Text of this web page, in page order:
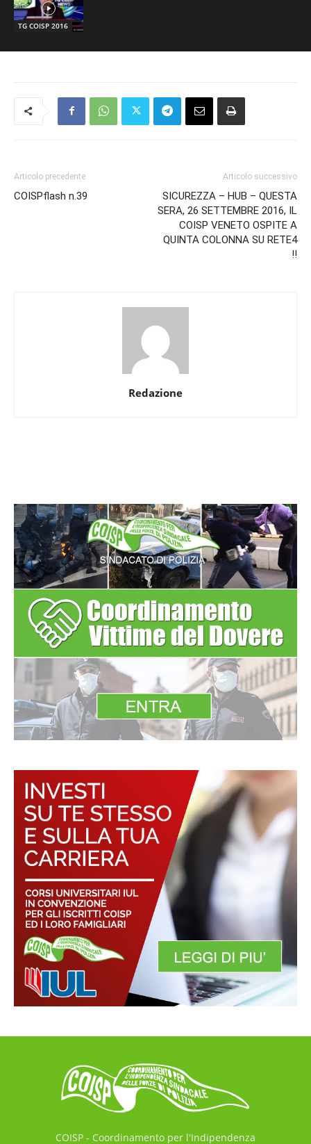
TG COISP 2016
Articolo precedente
COISPflash n.39
Articolo successivo
SICUREZZA – HUB – QUESTA
SERA, 26 SETTEMBRE 2016, IL
COISP VENETO OSPITE A
QUINTA COLONNA SU RETE4
!!
Redazione
COISP - Coordinamento per l'Indipendenza